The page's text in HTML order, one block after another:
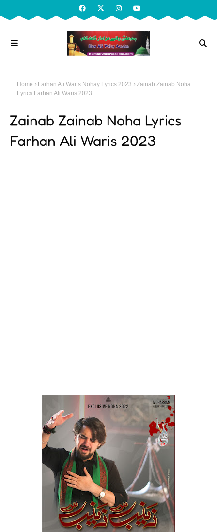
Home Farhan Ali Waris Nohay Lyrics 2023
Zainab Zainab Noha
Lyrics Farhan Ali Waris 2023
Zainab Zainab Noha Lyrics
Farhan Ali Waris 2023